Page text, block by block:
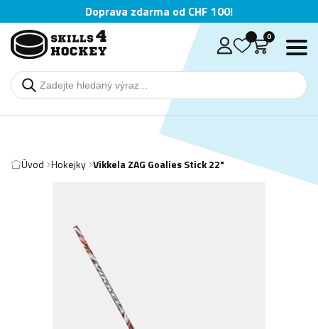
Doprava zdarma od CHF 100!
0
Úvod Hokejky Vikkela ZAG Goalies Stick 22"